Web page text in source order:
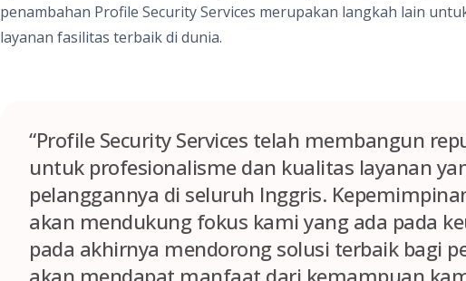
penambahan Profile Security Services merupakan langkah lain
layanan fasilitas terbaik di dunia.
“Profile Security Services telah membangun
untuk profesionalisme dan kualitas layanan
pelanggannya di seluruh Inggris.
akan mendukung fokus kami yang ada pada
pada akhirnya mendorong solusi terbaik bagi